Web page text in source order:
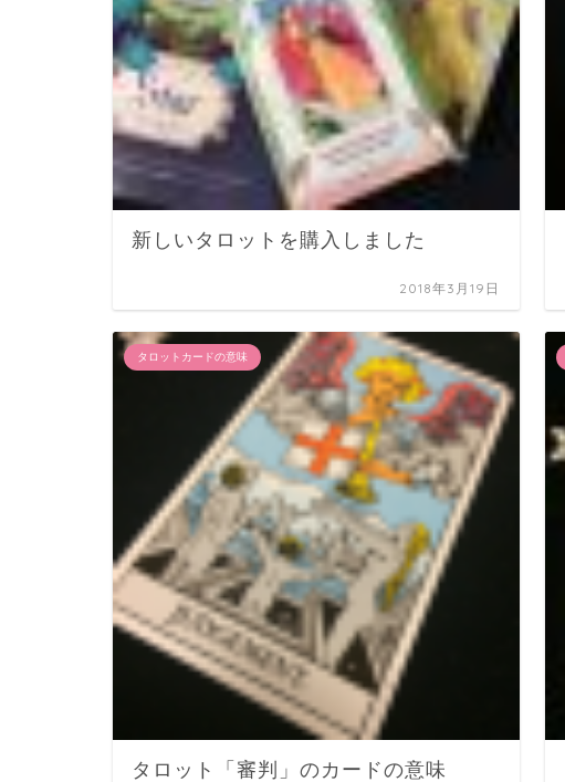
新しいタロットを購入しました
2018年3月19日
タロットカードの意味
タロット「審判」のカードの意味